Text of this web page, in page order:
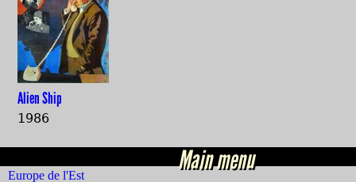
Alien Ship
1986
Main menu
Europe de l'Est